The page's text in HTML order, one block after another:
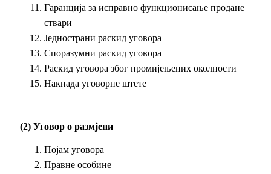
Гаранција за исправно функционисање продане
ствари
Једнострани раскид уговора
Споразумни раскид уговора
Раскид уговора због промијењених околности
Накнада уговорне штете
(2) Уговор о размјени
Појам уговора
Правне особине